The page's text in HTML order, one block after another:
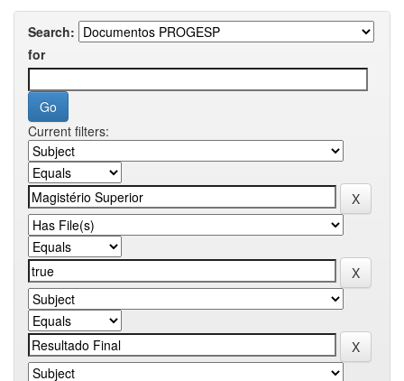
Search:
for
Current filters: